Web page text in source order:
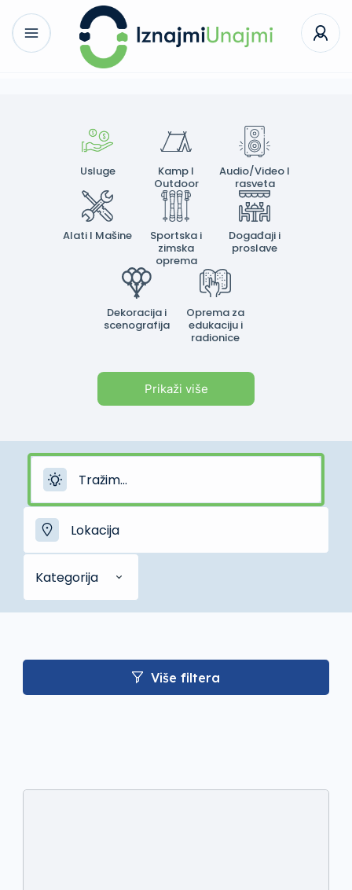
Usluge
Kamp I
Outdoor
Audio/Video I
rasveta
Alati I Mašine
Sportska i
zimska
oprema
Događaji i
proslave
Dekoracija i
scenografija
Oprema za
edukaciju i
radionice
Prikaži više
Kategorija
Više filtera